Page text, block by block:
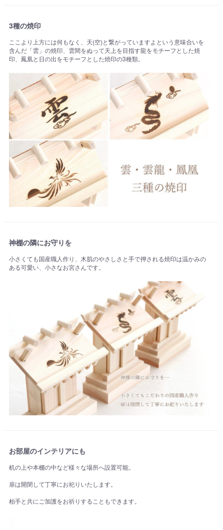
3種の焼印
ここより上方には何もなく、天(空)と繋がっていますよという意味合いを
含んだ「雲」の焼印、雲間をぬって天上を目指す龍をモチーフとした焼
印、鳳凰と日の出をモチーフとした焼印の3種類。
神棚の隣にお守りを
小さくても国産職人作り、木肌のやさしさと手で押される焼印は温かみの
ある可愛い、小さなお宮さんです。
お部屋のインテリアにも
机の上や本棚の中など様々な場所へ設置可能。
扉は開閉して丁寧にお祀りいたします。
柏手と共にご加護をお祈りすることもできます。